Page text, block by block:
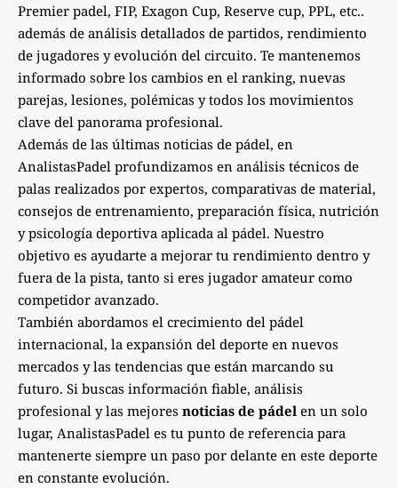
Premier padel, FIP, Exagon Cup, Reserve cup, PPL, etc..
además de análisis detallados de partidos, rendimiento
de jugadores y evolución del circuito. Te mantenemos
informado sobre los cambios en el ranking, nuevas
parejas, lesiones, polémicas y todos los movimientos
clave del panorama profesional.
Además de las últimas noticias de pádel, en
AnalistasPadel profundizamos en análisis técnicos de
palas realizados por expertos, comparativas de material,
consejos de entrenamiento, preparación física, nutrición
y psicología deportiva aplicada al pádel. Nuestro
objetivo es ayudarte a mejorar tu rendimiento dentro y
fuera de la pista, tanto si eres jugador amateur como
competidor avanzado.
También abordamos el crecimiento del pádel
internacional, la expansión del deporte en nuevos
mercados y las tendencias que están marcando su
futuro. Si buscas información fiable, análisis
profesional y las mejores noticias de pádel en un solo
lugar, AnalistasPadel es tu punto de referencia para
mantenerte siempre un paso por delante en este deporte
en constante evolución.